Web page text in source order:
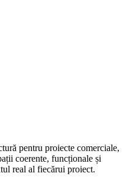
pentru proiecte comerciale,
coerente, funcționale și
real al fiecărui proiect.